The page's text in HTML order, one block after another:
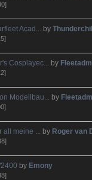
Acad... by
Cosplayec... by
Modellbau... by
all meine ... by Roger van
by Emony